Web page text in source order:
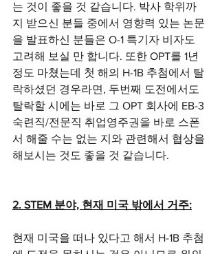
는 것이 좋을 것 같습니다. 박사 학위까
지 받으신 분들 중에서 영향력 있는 논문
을 발표하신 분들은 O-1 특기자 비자도
고려해 보실 만 합니다. 또한 OPT를 1년
정도 마쳤는데 첫 해의 H-1B 추첨에서 탈
락하셨던 경우라면, 두번째 도전에서도
탈락할 시에는 바로 그 OPT 회사에 EB-3
숙련직/전문직 취업영주권을 바로 스폰
서 해줄 수는 없는 지와 관련해서 협상을
해보시는 것도 좋을 것 같습니다.
2. STEM 분야, 현재 미국 밖에서 거주:
현재 미국을 떠나 있다고 해서 H-1B 추첨